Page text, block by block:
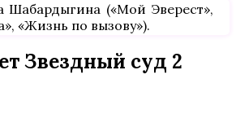
Шабардыгина («Мой Эверест»,
«Жизнь по вызову»).
Звездный суд 2